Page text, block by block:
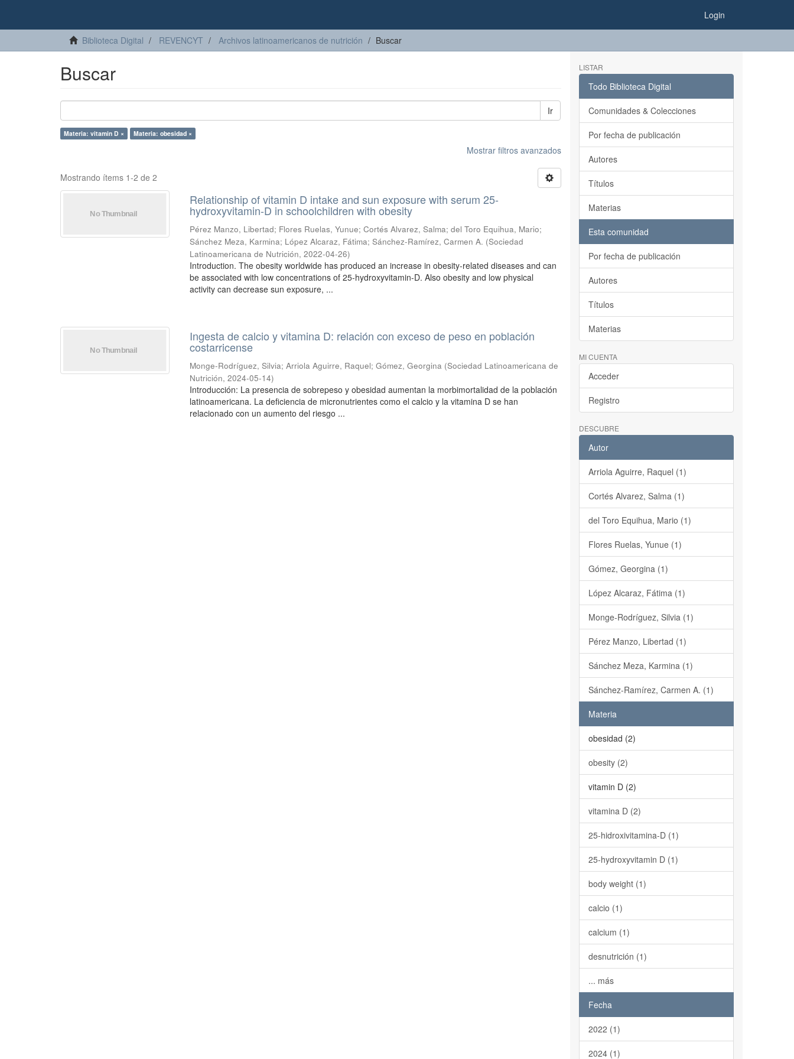
Login
Biblioteca Digital REVENCYT Archivos latinoamericanos de nutrición Buscar
Buscar
Ir
Materia: vitamin D × Materia: obesidad ×
Mostrar filtros avanzados
Mostrando ítems 1-2 de 2
Relationship of vitamin D intake and sun exposure with serum 25-
hydroxyvitamin-D in schoolchildren with obesity
Pérez Manzo, Libertad; Flores Ruelas, Yunue;Cortés Alvarez, Salma;del Toro Equihua, Mario;
Sánchez Meza, Karmina; López Alcaraz, Fátima;Sánchez-Ramírez, Carmen A. (Sociedad
Latinoamericana de Nutrición,2022-04-26)
Introduction. The obesity worldwide has produced an increase in obesity-related diseases and can
be associated with low concentrations of 25-hydroxyvitamin-D. Also obesity and low physical
activity can decrease sun exposure, ...
Ingesta de calcio y vitamina D: relación con exceso de peso en población
costarricense
Monge-Rodríguez, Silvia;Arriola Aguirre, Raquel;Gómez, Georgina (Sociedad Latinoamericana de
Nutrición,2024-05-14)
Introducción: La presencia de sobrepeso y obesidad aumentan la morbimortalidad de la población
latinoamericana. La deficiencia de micronutrientes como el calcio y la vitamina D se han
relacionado con un aumento del riesgo ...
LISTAR
Todo Biblioteca Digital
Comunidades & Colecciones
Por fecha de publicación
Autores
Títulos
Materias
Esta comunidad
Por fecha de publicación
Autores
Títulos
Materias
MI CUENTA
Acceder
Registro
DESCUBRE
Autor
Arriola Aguirre, Raquel (1)
Cortés Alvarez, Salma (1)
del Toro Equihua, Mario (1)
Flores Ruelas, Yunue (1)
Gómez, Georgina (1)
López Alcaraz, Fátima (1)
Monge-Rodríguez, Silvia (1)
Pérez Manzo, Libertad (1)
Sánchez Meza, Karmina (1)
Sánchez-Ramírez, Carmen A. (1)
Materia
obesidad (2)
obesity (2)
vitamin D (2)
vitamina D (2)
25-hidroxivitamina-D (1)
25-hydroxyvitamin D (1)
body weight (1)
calcio (1)
calcium (1)
desnutrición (1)
... más
Fecha
2022 (1)
2024 (1)